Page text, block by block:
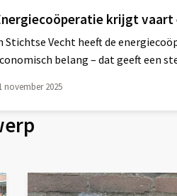
krijgt
Stichtse Vecht heeft de
belang – dat geeft een
november 2025